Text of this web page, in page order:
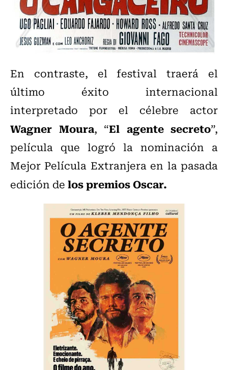
En contraste, el festival traerá el
último éxito internacional
interpretado por el célebre actor
Wagner Moura, “El agente secreto”,
película que logró la nominación a
Mejor Película Extranjera en la pasada
edición delos premios Oscar.